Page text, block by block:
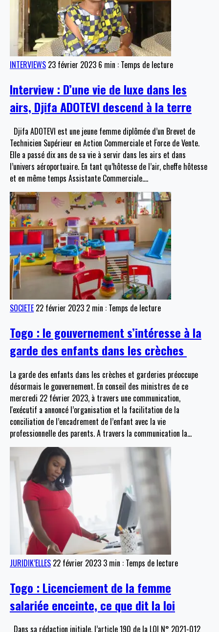
INTERVIEWS 23 février 2023 6 min : Temps de lecture
Interview : D’une vie de luxe dans les
airs, Djifa ADOTEVI descend à la terre
Djifa ADOTEVI est une jeune femme diplômée d’un Brevet de
Technicien Supérieur en Action Commerciale et Force de Vente.
Elle a passé dix ans de sa vie à servir dans les airs et dans
l’univers aéroportuaire. En tant qu’hôtesse de l’air, cheffe hôtesse
et en même temps Assistante Commerciale.…
SOCIETE 22 février 2023 2 min : Temps de lecture
Togo : le gouvernement s’intéresse à la
garde des enfants dans les crèches
La garde des enfants dans les crèches et garderies préoccupe
désormais le gouvernement. En conseil des ministres de ce
mercredi 22 février 2023, à travers une communication,
l'exécutif a annoncé l’organisation et la facilitation de la
conciliation de l’encadrement de l’enfant avec la vie
professionnelle des parents. A travers la communication la…
JURIDIK’ELLES 22 février 2023 3 min : Temps de lecture
Togo : Licenciement de la femme
salariée enceinte, ce que dit la loi
Dans sa rédaction initiale, l’article 190 de la LOI N° 2021-012